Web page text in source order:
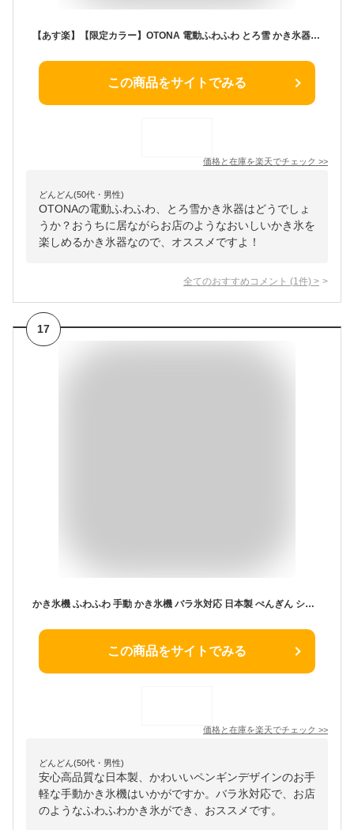
【あす楽】【限定カラー】OTONA 電動ふわふわ とろ雪 かき氷器 | DTY-B2IG 限定色 いちごミルク | 冷凍フルーツ対応 | ドウシシャ 1年保証
この商品をサイトでみる
価格と在庫を楽天でチェック >>
どんどん(50代・男性)
OTONAの電動ふわふわ、とろ雪かき氷器はどうでしょ
うか？おうちに居ながらお店のようなおいしいかき氷を
楽しめるかき氷器なので、オススメですよ！
全てのおすすめコメント (1 件) >
17
かき氷機 ふわふわ 手動 かき氷機 バラ氷対応 日本製 ぺんぎん シャリシャリ シャーベット 家庭用 製氷カップ付き かわいい 手回し お家時間 こども 大好き かき氷 日本製 かき氷器
この商品をサイトでみる
価格と在庫を楽天でチェック >>
どんどん(50代・男性)
安心高品質な日本製、かわいいペンギンデザインのお手
軽な手動かき氷機はいかがですか。バラ氷対応で、お店
のようなふわふわかき氷ができ、おススメです。